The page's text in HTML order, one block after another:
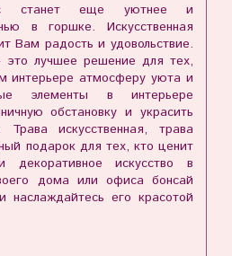
еще уютнее и
в горшке. Искусственная
Вам радость и удовольствие.
это лучшее решение для тех,
интерьере атмосферу уюта и
элементы в интерьере
обстановку и украсить
Трава искусственная, трава
подарок для тех, кто ценит
декоративное искусство в
дома или офиса бонсай
его красотой